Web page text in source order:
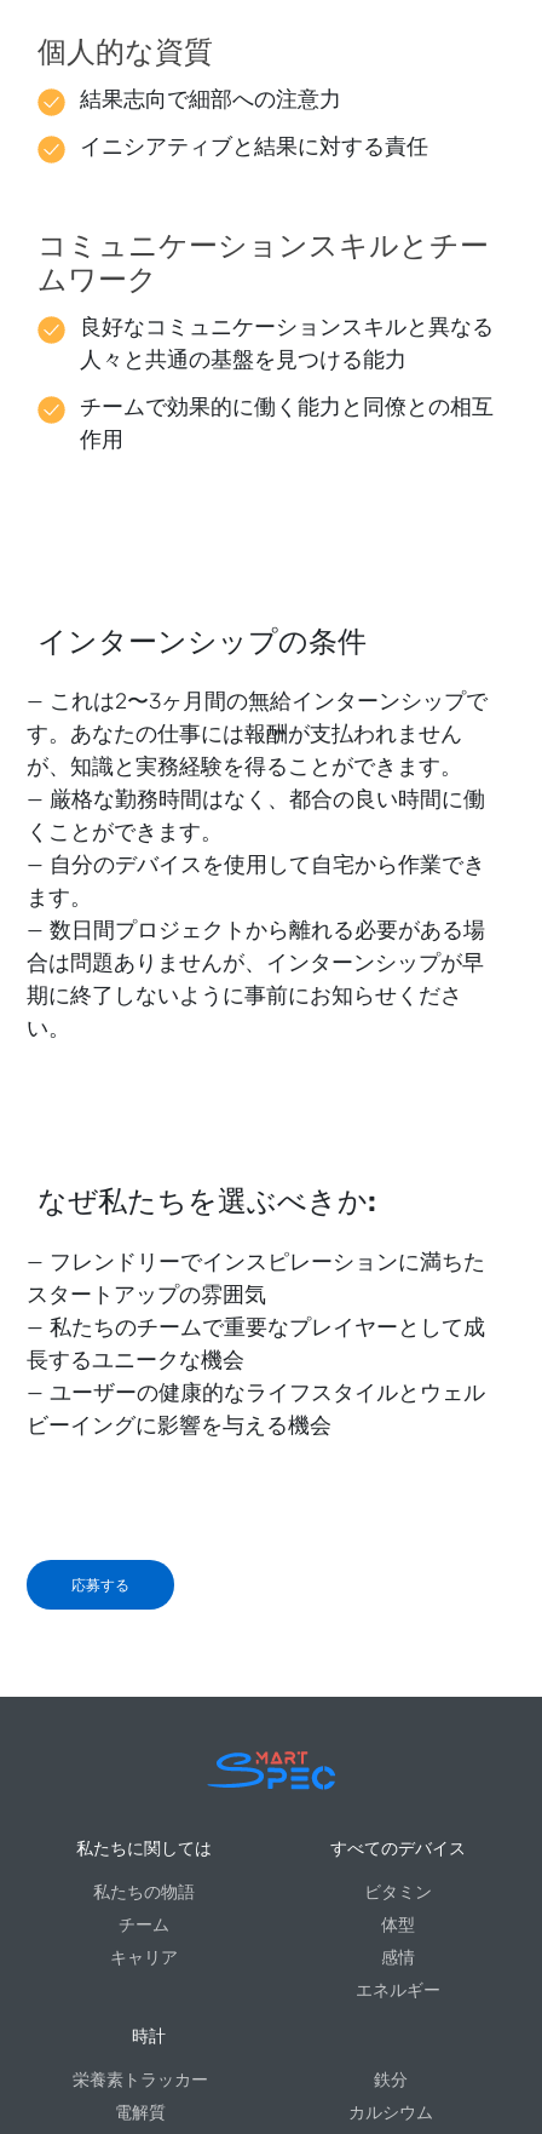
個人的な資質
結果志向で細部への注意力
イニシアティブと結果に対する責任
コミュニケーションスキルとチー
ムワーク
良好なコミュニケーションスキルと異なる
人々と共通の基盤を見つける能力
チームで効果的に働く能力と同僚との相互
作用
インターンシップの条件
— これは2〜3ヶ月間の無給インターンシップで
す。あなたの仕事には報酬が支払われません
が、知識と実務経験を得ることができます。
— 厳格な勤務時間はなく、都合の良い時間に働
くことができます。
— 自分のデバイスを使用して自宅から作業でき
ます。
— 数日間プロジェクトから離れる必要がある場
合は問題ありませんが、インターンシップが早
期に終了しないように事前にお知らせくださ
い。
なぜ私たちを選ぶべきか:
— フレンドリーでインスピレーションに満ちた
スタートアップの雰囲気
— 私たちのチームで重要なプレイヤーとして成
長するユニークな機会
— ユーザーの健康的なライフスタイルとウェル
ビーイングに影響を与える機会
応募する
私たちに関しては
私たちの物語
チーム
キャリア
すべてのデバイス
ビタミン
体型
感情
エネルギー
時計
栄養素トラッカー
電解質
鉄分
カルシウム